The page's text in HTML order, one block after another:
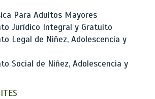
Para Adultos Mayores
Jurídico Integral y Gratuito
Legal de Niñez, Adolescencia y
Social de Niñez, Adolescencia y